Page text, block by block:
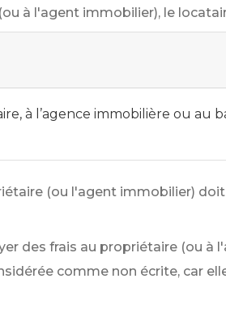
à l'agent immobilier), le
à l’agence immobilière ou au
(ou l'agent immobilier)
des frais au propriétaire (ou
comme non écrite, car